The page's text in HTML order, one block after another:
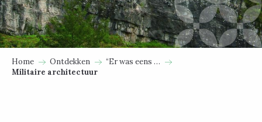
Home Ontdekken
“Er was eens …
Militaire architectuur